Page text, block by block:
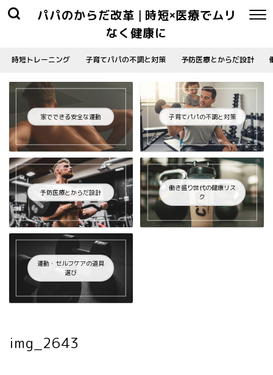
パパのからだ改革 | 時短×医療でムリ
なく健康に
時短トレーニング 子育てパパの不調と対策 予防医療とからだ設計
家でできる安全な運動 子育てパパの不調と対策
予防医療とからだ設計
働き盛り世代の健康リス
ク
運動・セルフケアの道具
選び
img_2643